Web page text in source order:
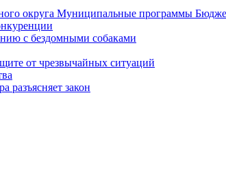
округа Муниципальные программы
с бездомными собаками
от чрезвычайных ситуаций
разъясняет закон